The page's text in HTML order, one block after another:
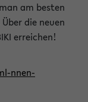
am besten
die neuen
erreichen!
nnen-